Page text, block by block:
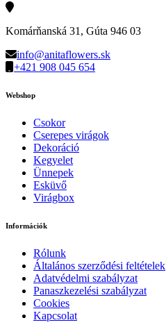
Komárňanská 31, Gúta 946 03
info@anitaflowers.sk
+421 908 045 654
Webshop
Csokor
Cserepes virágok
Dekoráció
Kegyelet
Ünnepek
Esküvő
Virágbox
Információk
Rólunk
Általános szerződési feltételek
Adatvédelmi szabályzat
Panaszkezelési szabályzat
Cookies
Kapcsolat